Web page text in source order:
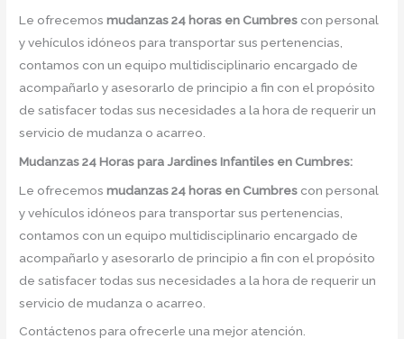
Le ofrecemosmudanzas 24 horas en Cumbres con personal
y vehículos idóneos para transportar sus pertenencias,
contamos con un equipo multidisciplinario encargado de
acompañarlo y asesorarlo de principio a fin con el propósito
de satisfacer todas sus necesidades a la hora de requerir un
servicio de mudanza o acarreo.
Mudanzas 24 Horas para Jardines Infantiles en Cumbres:
Le ofrecemosmudanzas 24 horas en Cumbres con personal
y vehículos idóneos para transportar sus pertenencias,
contamos con un equipo multidisciplinario encargado de
acompañarlo y asesorarlo de principio a fin con el propósito
de satisfacer todas sus necesidades a la hora de requerir un
servicio de mudanza o acarreo.
Contáctenos para ofrecerle una mejor atención.